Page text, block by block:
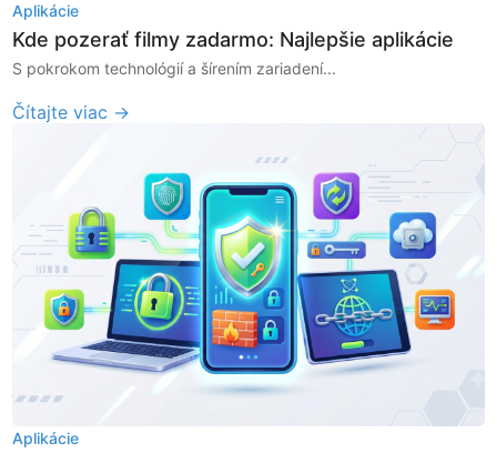
Aplikácie
Kde pozerať filmy zadarmo: Najlepšie aplikácie
S pokrokom technológií a šírením zariadení...
Čítajte viac →
Aplikácie